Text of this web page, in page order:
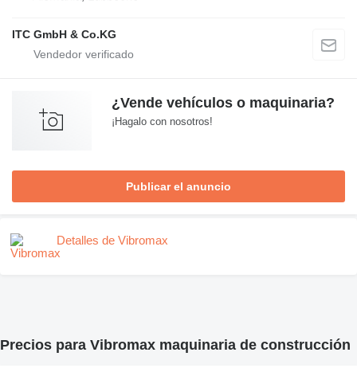
ITC GmbH & Co.KG
¿Vende vehículos o maquinaria?
¡Hagalo con nosotros!
Publicar el anuncio
Detalles de Vibromax
Precios para Vibromax maquinaria de construcción